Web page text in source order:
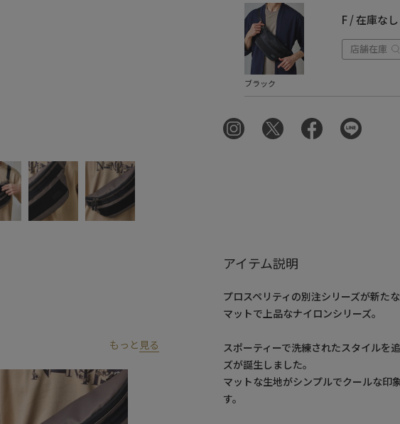
もっと 見る
ブラック
F / 在庫なし
店舗在庫
アイテム説明
プロスペリティの別注シリーズが新たな
マットで上品なナイロンシリーズ。
スポーティーで洗練されたスタイルを
ズが誕生しました。
マットな生地がシンプルでクールな印
す。